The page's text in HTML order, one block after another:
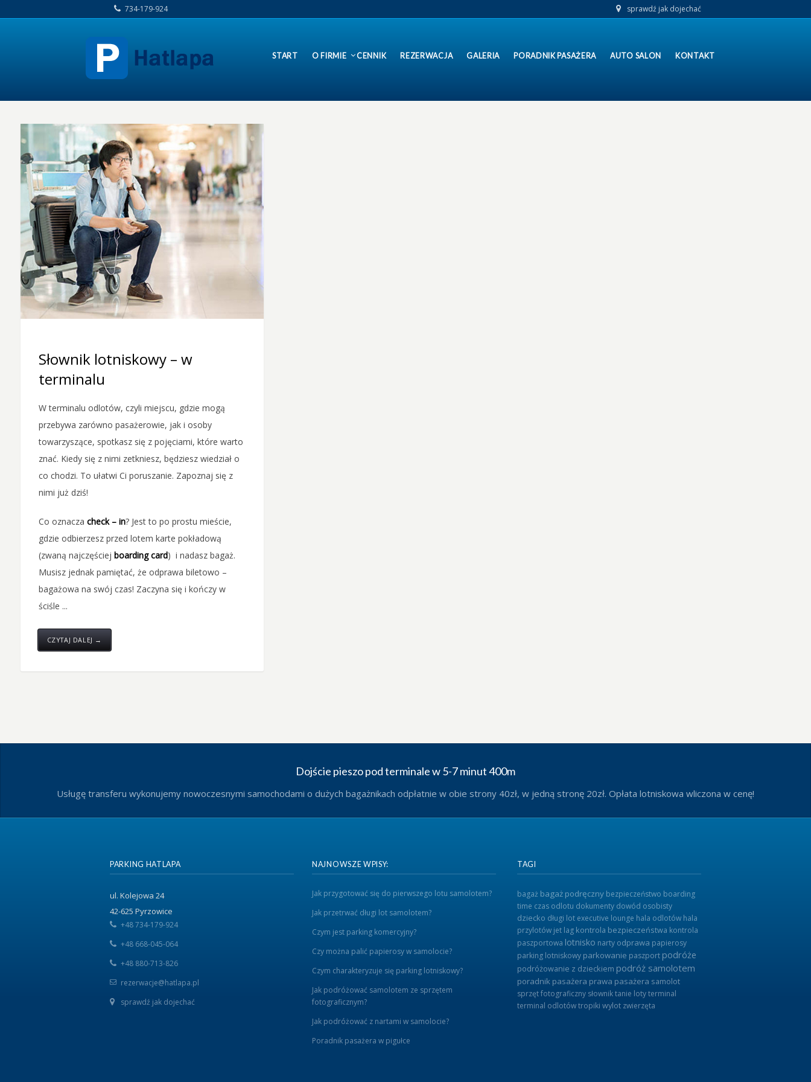
734-179-924 sprawdź jak dojechać
START O FIRMIE CENNIK REZERWACJA GALERIA PORADNIK PASAŻERA AUTO SALON KONTAKT
Słownik lotniskowy – w
terminalu
W terminalu odlotów, czyli miejscu, gdzie mogą
przebywa zarówno pasażerowie, jak i osoby
towarzyszące, spotkasz się z pojęciami, które warto
znać. Kiedy się z nimi zetkniesz, będziesz wiedział o
co chodzi. To ułatwi Ci poruszanie. Zapoznaj się z
nimi już dziś!
Co oznacza check – in? Jest to po prostu mieście,
gdzie odbierzesz przed lotem karte pokładową
(zwaną najczęściej boarding card) i nadasz bagaż.
Musisz jednak pamiętać, że odprawa biletowo –
bagażowa na swój czas! Zaczyna się i kończy w
ściśle ...
CZYTAJ DALEJ →
Dojście pieszo pod terminale w 5-7 minut 400m
Usługę transferu wykonujemy nowoczesnymi samochodami o dużych bagażnikach odpłatnie w obie strony 40zł, w jedną stronę 20zł. Opłata lotniskowa wliczona w cenę!
PARKING HATLAPA
ul. Kolejowa 24
42-625 Pyrzowice
+48 734-179-924
+48 668-045-064
+48 880-713-826
rezerwacje@hatlapa.pl
sprawdź jak dojechać
NAJNOWSZE WPISY:
Jak przygotować się do pierwszego lotu samolotem?
Jak przetrwać długi lot samolotem?
Czym jest parking komercyjny?
Czy można palić papierosy w samolocie?
Czym charakteryzuje się parking lotniskowy?
Jak podróżować samolotem ze sprzętem
fotograficznym?
Jak podróżować z nartami w samolocie?
Poradnik pasażera w pigułce
TAGI
bagaż bagaż podręczny bezpieczeństwo boarding
time czas odlotu dokumenty dowód osobisty
dziecko długi lot executive lounge hala odlotów hala
przylotów jet lag kontrola bezpieczeństwa kontrola
paszportowa lotnisko narty odprawa papierosy
parking lotniskowy parkowanie paszport podróże
podróżowanie z dzieckiem podróż samolotem
poradnik pasażera prawa pasażera samolot
sprzęt fotograficzny słowniktanie lotyterminal
terminal odlotówtropiki wylot zwierzęta